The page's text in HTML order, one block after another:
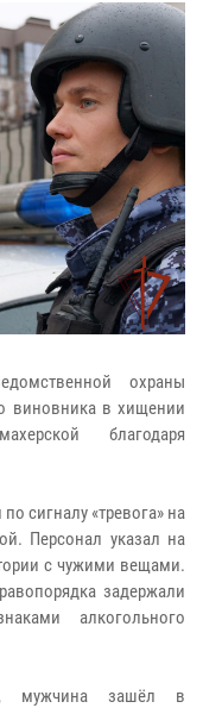
охраны
виновника в хищении
благодаря
сигналу «тревога» на
Персонал указал на
с чужими вещами.
задержали
алкогольного
мужчина зашёл в